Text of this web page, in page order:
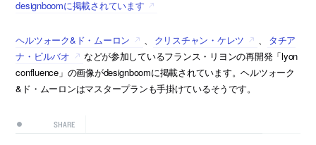
designboomに掲載されています
ヘルツォーク&ド・ムーロン クリスチャン・ケレツ
タチア
ナ・ビルバオ
などが参加しているフランス・リヨンの再開発「lyon
confluence」の画像がdesignboomに掲載されています。ヘルツォーク
&ド・ムーロンはマスタープランも手掛けているそうです。
SHARE